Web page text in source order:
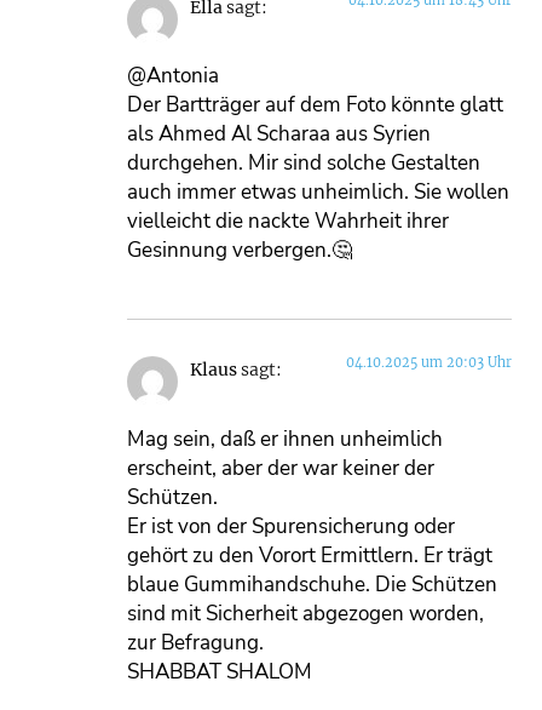
Ellasagt:
@Antonia
Der Bartträger auf dem Foto könnte glatt
als Ahmed Al Scharaa aus Syrien
durchgehen. Mir sind solche Gestalten
auch immer etwas unheimlich. Sie wollen
vielleicht die nackte Wahrheit ihrer
Gesinnung verbergen.🤔
Klaussagt: 04.10.2025 um 20:03 Uhr
Mag sein, daß er ihnen unheimlich
erscheint, aber der war keiner der
Schützen.
Er ist von der Spurensicherung oder
gehört zu den Vorort Ermittlern. Er trägt
blaue Gummihandschuhe. Die Schützen
sind mit Sicherheit abgezogen worden,
zur Befragung.
SHABBAT SHALOM